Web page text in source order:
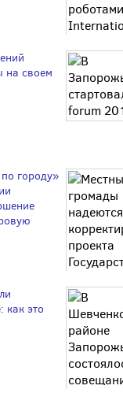
на своем
городу»
как это